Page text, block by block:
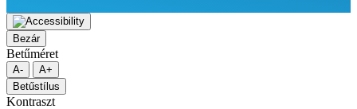
Bezár
Betűméret
A-
A+
Betűstílus
Kontraszt